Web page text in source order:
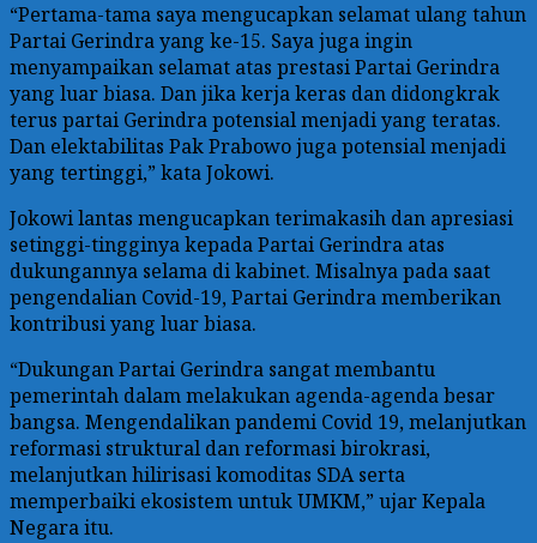
“Pertama-tama saya mengucapkan selamat ulang tahun
Partai Gerindra yang ke-15. Saya juga ingin
menyampaikan selamat atas prestasi Partai Gerindra
yang luar biasa. Dan jika kerja keras dan didongkrak
terus partai Gerindra potensial menjadi yang teratas.
Dan elektabilitas Pak Prabowo juga potensial menjadi
yang tertinggi,” kata Jokowi.
Jokowi lantas mengucapkan terimakasih dan apresiasi
setinggi-tingginya kepada Partai Gerindra atas
dukungannya selama di kabinet. Misalnya pada saat
pengendalian Covid-19, Partai Gerindra memberikan
kontribusi yang luar biasa.
“Dukungan Partai Gerindra sangat membantu
pemerintah dalam melakukan agenda-agenda besar
bangsa. Mengendalikan pandemi Covid 19, melanjutkan
reformasi struktural dan reformasi birokrasi,
melanjutkan hilirisasi komoditas SDA serta
memperbaiki ekosistem untuk UMKM,” ujar Kepala
Negara itu.